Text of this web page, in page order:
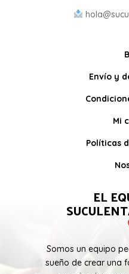
Envío y
Mi
Políticas
EL
Somos un equipo
sueño de crear una